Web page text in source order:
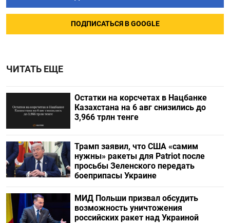
ПОДПИСАТЬСЯ В GOOGLE
ЧИТАТЬ ЕЩЕ
Остатки на корсчетах в Нацбанке
Казахстана на 6 авг снизились до
3,966 трлн тенге
Трамп заявил, что США «самим
нужны» ракеты для Patriot после
просьбы Зеленского передать
боеприпасы Украине
МИД Польши призвал обсудить
возможность уничтожения
российских ракет над Украиной